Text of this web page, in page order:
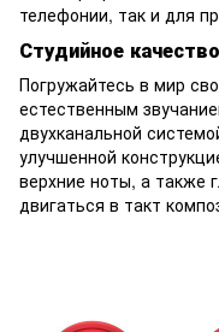
телефонии, так и для
Студийное
Погружайтесь в мир
естественным
двухканальной
улучшенной
верхние ноты, а также
двигаться в такт